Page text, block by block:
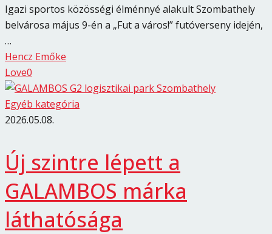
Igazi sportos közösségi élménnyé alakult Szombathely
belvárosa május 9-én a „Fut a város!” futóverseny idején,
…
Hencz Emőke
Love0
Egyéb kategória
2026.05.08.
Új szintre lépett a
GALAMBOS márka
láthatósága